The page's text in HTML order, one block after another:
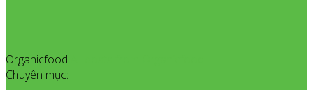
Organicfood
Chuyên mục: